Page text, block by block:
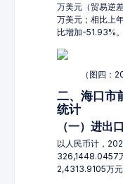
万美元（贸易逆
万美元；相比上
比增加-51.93%。
（图四：
二、海口市
统计
（一）进出
以人民币计，
326,1448.0457
2,4313.9105万